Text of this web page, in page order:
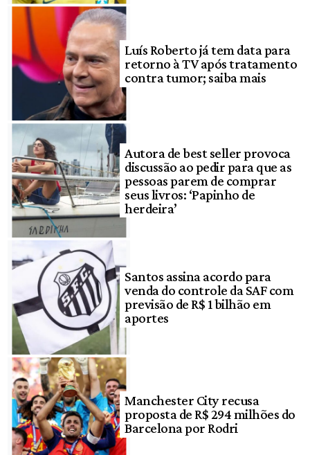
Luís Roberto já tem data para
retorno à TV após tratamento
contra tumor; saiba mais
Autora de best seller provoca
discussão ao pedir para que as
pessoas parem de comprar
seus livros: ‘Papinho de
herdeira’
Santos assina acordo para
venda do controle da SAF com
previsão de R$ 1 bilhão em
aportes
Manchester City recusa
proposta de R$ 294 milhões do
Barcelona por Rodri